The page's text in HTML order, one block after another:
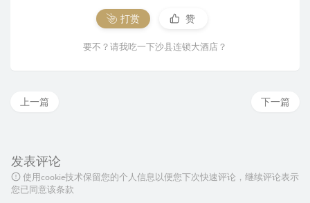
打赏 赞
要不？请我吃一下沙县连锁大酒店？
下一篇
上一篇
发表评论
使用cookie技术保留您的个人信息以便您下次快速评论，继续评论表示
您已同意该条款